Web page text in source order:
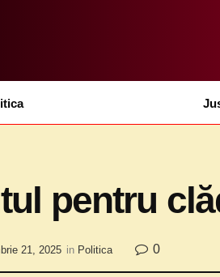
pentru
21, 2025 in Politica 0